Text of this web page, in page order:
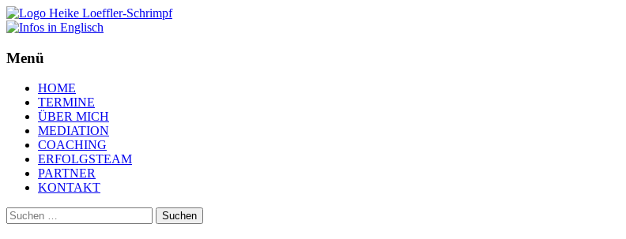
Mediation & Coaching Braunschweig, Gifhorn, Wolfsburg
Heike Löffler-Schrimpf
Menü
Zum
Inhalt
springen
HOME
TERMINE
ÜBER MICH
MEDIATION
COACHING
ERFOLGSTEAM
PARTNER
KONTAKT
Suchen
nach: